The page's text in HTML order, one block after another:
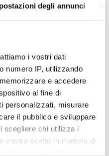
degli annunci
i vostri dati
numero IP, utilizzando
e accedere
al fine di
personalizzati, misurare
il pubblico e sviluppare
scegliere chi utilizza i
vostre scelte in materia di
Grecia